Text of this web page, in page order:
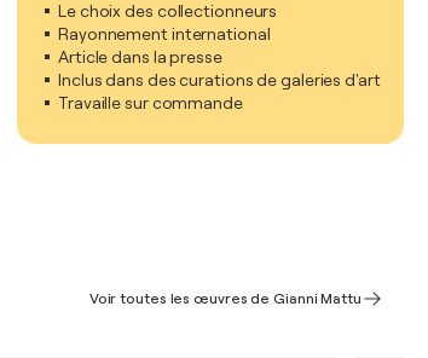
Le choix des collectionneurs
Rayonnement international
Article dans la presse
Inclus dans des curations de galeries d'art
Travaille sur commande
Voir toutes les œuvres de Gianni Mattu